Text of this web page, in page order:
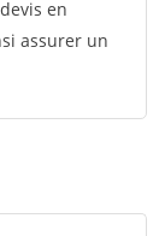
en
assurer un